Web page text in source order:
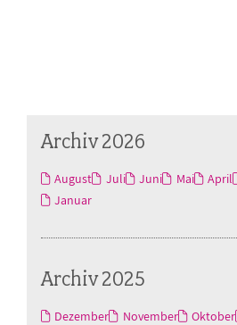
Archiv 2026
August Juli Juni Mai April
Januar
Archiv 2025
Dezember November Oktober